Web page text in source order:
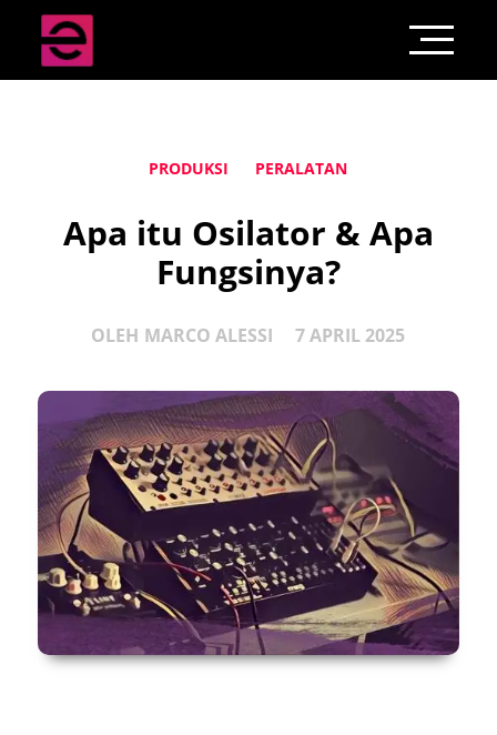
PRODUKSI PERALATAN
Apa itu Osilator & Apa
Fungsinya?
OLEH MARCO ALESSI 7 APRIL 2025